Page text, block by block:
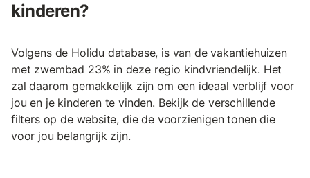
kinderen?
Volgens de Holidu database, is van de vakantiehuizen
met zwembad 23% in deze regio kindvriendelijk. Het
zal daarom gemakkelijk zijn om een ideaal verblijf voor
jou en je kinderen te vinden. Bekijk de verschillende
filters op de website, die de voorzienigen tonen die
voor jou belangrijk zijn.